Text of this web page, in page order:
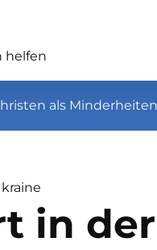
helfen
als
in